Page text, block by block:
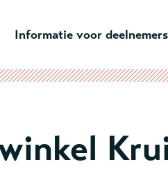
Informatie voor